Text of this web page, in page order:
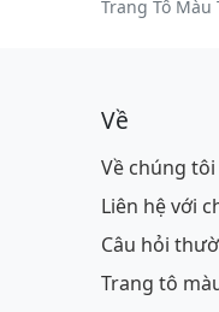
Về
Về chúng tôi
Liên hệ với
Câu hỏi
Trang tô